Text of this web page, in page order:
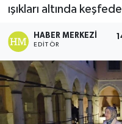
ışıkları altında
HABER MERKEZI
EDITÖR
Ekonomi
Eleman
Emlak
Gündem